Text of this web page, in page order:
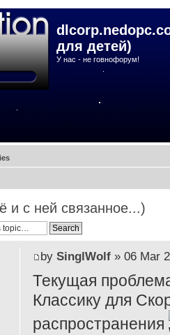
для детей)
У нас - не говнофорум!
и с ней связанное...)
by SinglWolf» 06 Mar
Текущая
Классику для
распространения